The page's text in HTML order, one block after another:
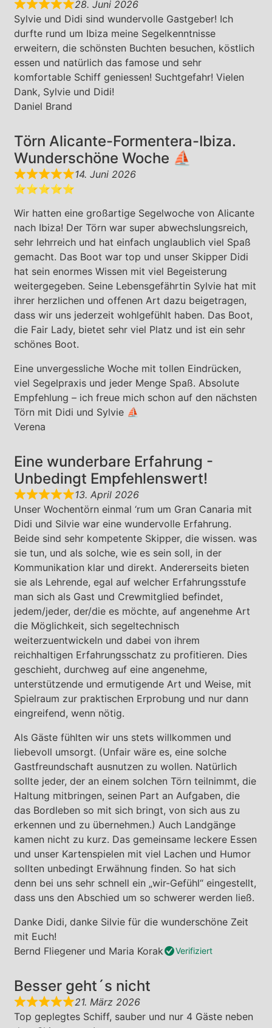
28. Juni 2026
Sylvie und Didi sind wundervolle Gastgeber! Ich
durfte rund um Ibiza meine Segelkenntnisse
erweitern, die schönsten Buchten besuchen, köstlich
essen und natürlich das famose und sehr
komfortable Schiff geniessen! Suchtgefahr! Vielen
Dank, Sylvie und Didi!
Daniel Brand
Törn Alicante-Formentera-Ibiza.
Wunderschöne Woche ⛵️
14. Juni 2026
⭐⭐⭐⭐⭐
Wir hatten eine großartige Segelwoche von Alicante
nach Ibiza! Der Törn war super abwechslungsreich,
sehr lehrreich und hat einfach unglaublich viel Spaß
gemacht. Das Boot war top und unser Skipper Didi
hat sein enormes Wissen mit viel Begeisterung
weitergegeben. Seine Lebensgefährtin Sylvie hat mit
ihrer herzlichen und offenen Art dazu beigetragen,
dass wir uns jederzeit wohlgefühlt haben. Das Boot,
die Fair Lady, bietet sehr viel Platz und ist ein sehr
schönes Boot.
Eine unvergessliche Woche mit tollen Eindrücken,
viel Segelpraxis und jeder Menge Spaß. Absolute
Empfehlung – ich freue mich schon auf den nächsten
Törn mit Didi und Sylvie ⛵️
Verena
Eine wunderbare Erfahrung -
Unbedingt Empfehlenswert!
13. April 2026
Unser Wochentörn einmal ‘rum um Gran Canaria mit
Didi und Silvie war eine wundervolle Erfahrung.
Beide sind sehr kompetente Skipper, die wissen. was
sie tun, und als solche, wie es sein soll, in der
Kommunikation klar und direkt. Andererseits bieten
sie als Lehrende, egal auf welcher Erfahrungsstufe
man sich als Gast und Crewmitglied befindet,
jedem/jeder, der/die es möchte, auf angenehme Art
die Möglichkeit, sich segeltechnisch
weiterzuentwickeln und dabei von ihrem
reichhaltigen Erfahrungsschatz zu profitieren. Dies
geschieht, durchweg auf eine angenehme,
unterstützende und ermutigende Art und Weise, mit
Spielraum zur praktischen Erprobung und nur dann
eingreifend, wenn nötig.
Als Gäste fühlten wir uns stets willkommen und
liebevoll umsorgt. (Unfair wäre es, eine solche
Gastfreundschaft ausnutzen zu wollen. Natürlich
sollte jeder, der an einem solchen Törn teilnimmt, die
Haltung mitbringen, seinen Part an Aufgaben, die
das Bordleben so mit sich bringt, von sich aus zu
erkennen und zu übernehmen.) Auch Landgänge
kamen nicht zu kurz. Das gemeinsame leckere Essen
und unser Kartenspielen mit viel Lachen und Humor
sollten unbedingt Erwähnung finden. So hat sich
denn bei uns sehr schnell ein „wir-Gefühl“ eingestellt,
dass uns den Abschied um so schwerer werden ließ.
Danke Didi, danke Silvie für die wunderschöne Zeit
mit Euch!
Bernd Fliegener und Maria Korak
Verifiziert
Besser geht´s nicht
21. März 2026
Top geplegtes Schiff, sauber und nur 4 Gäste neben